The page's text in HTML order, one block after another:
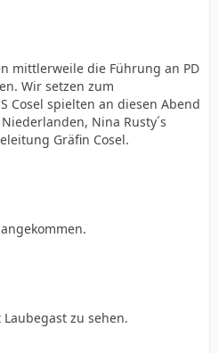
mittlerweile die Führung an PD
Wir setzen zum
Cosel spielten an diesen Abend
Nina Rusty´s
Gräfin Cosel.
zu sehen.